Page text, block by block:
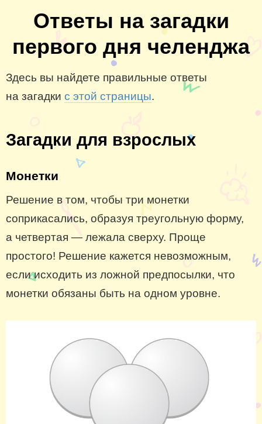
Ответы на загадки
первого дня челенджа
Здесь вы найдете правильные ответы
на загадки с этой страницы.
Загадки для взрослых
Монетки
Решение в том, чтобы три монетки
соприкасались, образуя треугольную форму,
а четвертая — лежала сверху. Проще
простого! Решение кажется невозможным,
если исходить из ложной предпосылки, что
монетки обязаны быть на одном уровне.